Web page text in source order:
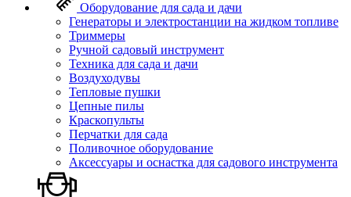
Оборудование для сада и дачи
Генераторы и электростанции на жидком топливе
Триммеры
Ручной садовый инструмент
Техника для сада и дачи
Воздуходувы
Тепловые пушки
Цепные пилы
Краскопульты
Перчатки для сада
Поливочное оборудование
Аксессуары и оснастка для садового инструмента